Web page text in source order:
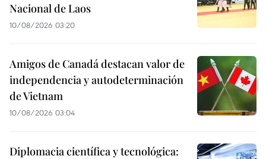
Nacional de Laos
10/08/2026 03:20
Amigos de Canadá destacan valor de
independencia y autodeterminación
de Vietnam
10/08/2026 03:04
Diplomacia científica y tecnológica: